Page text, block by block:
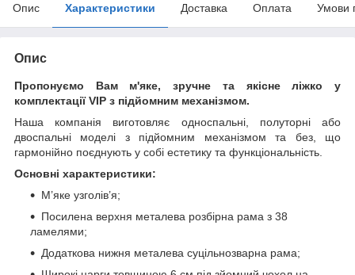
Опис Характеристики Доставка Оплата Умови
Опис
Пропонуємо Вам м'яке, зручне та якiсне ліжко у
комплектації VIP з підйомним механізмом.
Наша компанія виготовляє односпальні, полуторні або
двоспальні моделі з підйомним механізмом та без, що
гармонійно поєднують у собі естетику та функціональність.
Основні характеристики:
М’яке узголів’я;
Посилена верхня металева розбірна рама з 38
ламелями;
Додаткова нижня металева суцільнозварна рама;